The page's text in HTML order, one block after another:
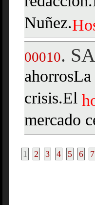
Nuñez.
00010.
crisis.El
mercado
1 2 3 4 5 6 7